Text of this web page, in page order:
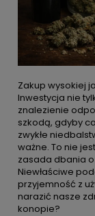
Zakup wysokiej
Inwestycja nie
znalezienie
szkodą, gdyby
zwykłe
ważne. To nie
zasada dbania
Niewłaściwe
przyjemność z
narazić nasze
konopie?